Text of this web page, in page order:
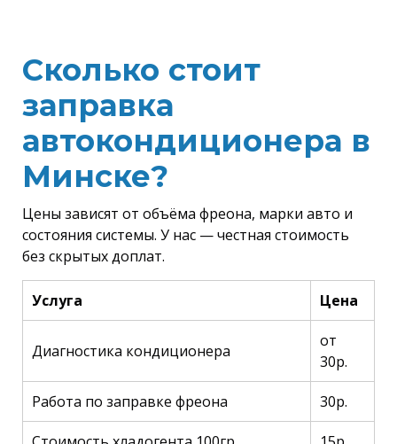
Сколько стоит
заправка
автокондиционера в
Минске?
Цены зависят от объёма фреона, марки авто и
состояния системы. У нас — честная стоимость
без скрытых доплат.
Услуга Цена
Диагностика кондиционера
от
30р.
Работа по заправке фреона 30р.